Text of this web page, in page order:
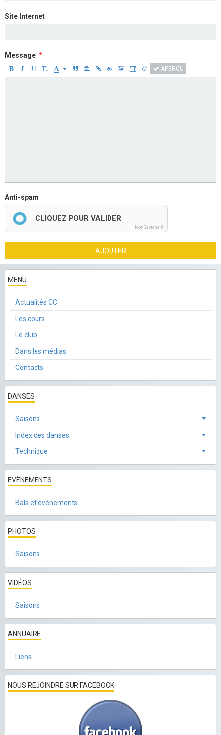
Site Internet
Message
APERÇU
Anti-spam
CLIQUEZ POUR VALIDER
IconCaptcha ©
AJOUTER
MENU
Actualités CC
Les cours
Le club
Dans les médias
Contacts
DANSES
Saisons
Index des danses
Technique
EVÈNEMENTS
Bals et évènements
PHOTOS
Saisons
VIDÉOS
Saisons
ANNUAIRE
Liens
NOUS REJOINDRE SUR FACEBOOK